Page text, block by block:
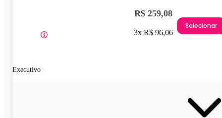
Executivo
R$ 259,08
3x R$ 96,06
Selecionar